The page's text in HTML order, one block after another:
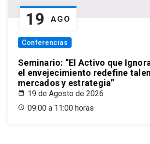
19 AGO
Conferencias
Seminario: “El Activo que
el envejecimiento redefine
mercados y estrategia”
19 de Agosto de 2026
09:00 a 11:00 horas